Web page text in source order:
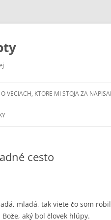
O VECIACH, KTORE MI STOJA ZA
cesto
mladá, tak viete čo som
aký bol človek hlúpy.